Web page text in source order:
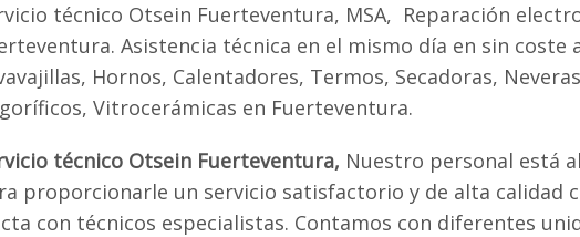
técnico Otsein Fuerteventura, MSA, Reparación
Asistencia técnica en el mismo día en sin coste
Hornos, Calentadores, Termos, Secadoras,
Vitrocerámicas en Fuerteventura.
técnico Otsein Fuerteventura, Nuestro personal está
proporcionarle un servicio satisfactorio y de alta calidad
con técnicos especialistas. Contamos con diferentes